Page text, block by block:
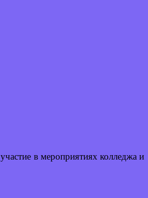
в мероприятиях колледжа и